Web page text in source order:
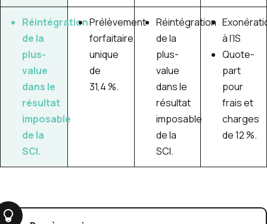
Réintégration
de la
plus-
value
dans le
résultat
imposable
de la
SCI.
Prélèvement
forfaitaire
unique
de
31,4%.
Réintégration
de la
plus-
value
dans le
résultat
imposable
de la
SCI.
à l’IS
Quote-
part
pour
frais et
charges
de12 %.